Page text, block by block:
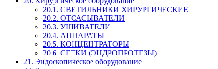
20.1. СВЕТИЛЬНИКИ ХИРУРГИЧЕСКИЕ
20.2. ОТСАСЫВАТЕЛИ
20.3. УШИВАТЕЛИ
20.4. АППАРАТЫ
20.5. КОНЦЕНТРАТОРЫ
20.6. СЕТКИ (ЭНДРОПРОТЕЗЫ)
21. Эндоскопическое оборудование